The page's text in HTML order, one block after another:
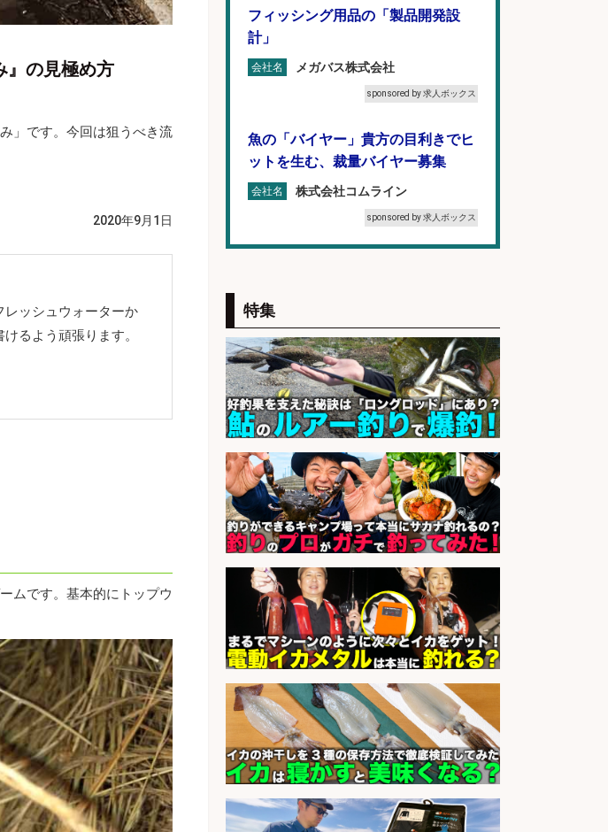
』の見極め方
」です。今回は狙うべき流
2020年9月1日
ッシュウォーターか
るよう頑張ります。
ムです。基本的にトップウ
フィッシング用品の「製品開発設
計」
会社名 メガバス株式会社
sponsored by 求人ボックス
魚の「バイヤー」貴方の目利きでヒ
ットを生む、裁量バイヤー募集
会社名 株式会社コムライン
sponsored by 求人ボックス
会社名
sponsored by 求人ボックス
魚をさばける方必見「鮮魚部門スタ
ッフ」/3つの働き方が選べる
会社名 株式会社旬
sponsored by 求人ボックス
営業事務/釣り具メーカーでの営業
アシスタントのお仕事/残業なし/即
日勤務可/営業事務/軽作業
会社名 株式会社パソナ
sponsored by 求人ボックス
コンビニ/広島県/調理なし・軽作業
スタート お魚のパック詰め 品出し/
週4日から勤務OK/希望休が取得で
きる
会社名 株式会社ホットスタッフ五日市
sponsored by 求人ボックス
日払いOKで即日収入/営業事務/「時
特集